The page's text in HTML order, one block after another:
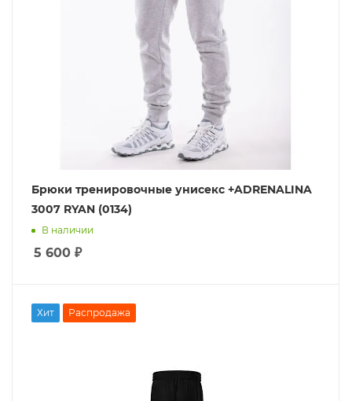
Брюки тренировочные унисекс +ADRENALINA
3007 RYAN (0134)
В наличии
5 600 ₽
Хит Распродажа